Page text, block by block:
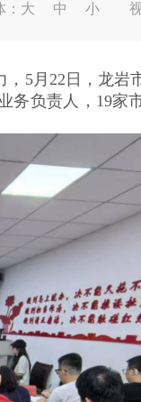
大 中 小
5月22日，龙岩
务负责人，19家